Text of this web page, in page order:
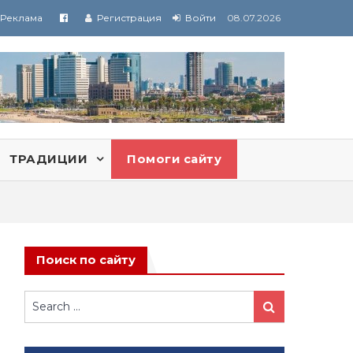
Реклама Регистрация Войти 08.07.2026
ТРАДИЦИИ Помоги сайту
Поиск по сайту
Search
for:
Search